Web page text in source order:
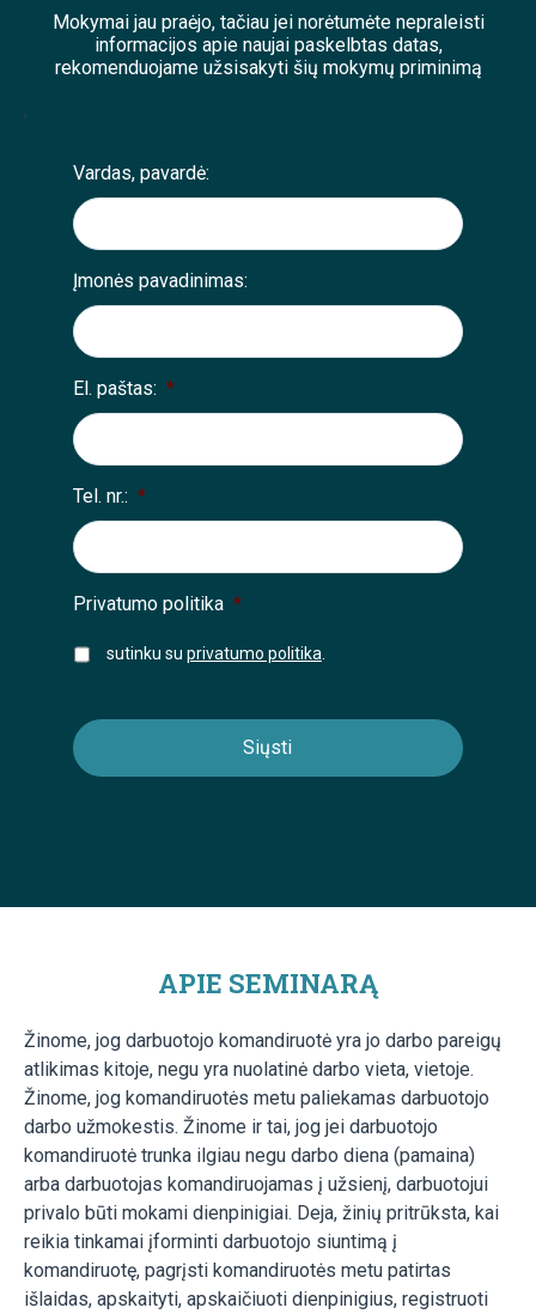
Mokymai jau praėjo, tačiau jei norėtumėte nepraleisti
informacijos apie naujai paskelbtas datas,
rekomenduojame užsisakyti šių mokymų priminimą
;
Vardas, pavardė:
Įmonės pavadinimas:
El. paštas: *
Tel. nr.: *
Privatumo politika *
sutinku su privatumo politika
APIE SEMINARĄ
Žinome, jog darbuotojo komandiruotė yra jo darbo pareigų
atlikimas kitoje, negu yra nuolatinė darbo vieta, vietoje.
Žinome, jog komandiruotės metu paliekamas darbuotojo
darbo užmokestis. Žinome ir tai, jog jei darbuotojo
komandiruotė trunka ilgiau negu darbo diena (pamaina)
arba darbuotojas komandiruojamas į užsienį, darbuotojui
privalo būti mokami dienpinigiai. Deja, žinių pritrūksta, kai
reikia tinkamai įforminti darbuotojo siuntimą į
komandiruotę, pagrįsti komandiruotės metu patirtas
išlaidas, apskaityti, apskaičiuoti dienpinigius, registruoti